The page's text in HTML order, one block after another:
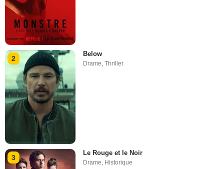
2
Below
Drame,Thriller
3
Le Rouge et le Noir
Drame, Historique